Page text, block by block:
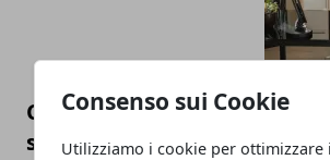
Consenso sui Cookie
Utilizziamo i cookie per
Come può aumentare la
sedia da ufficio